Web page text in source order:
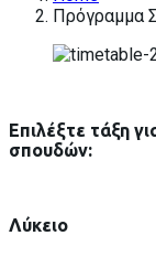
Πρόγραμμα
Επιλέξτε τάξη
σπουδών:
Λύκειο